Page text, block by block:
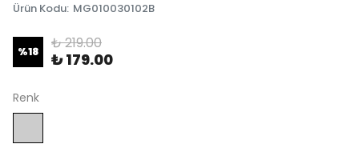
Ürün Kodu: MG010030102B
%18 ₺ 219.00
₺ 179.00
Renk